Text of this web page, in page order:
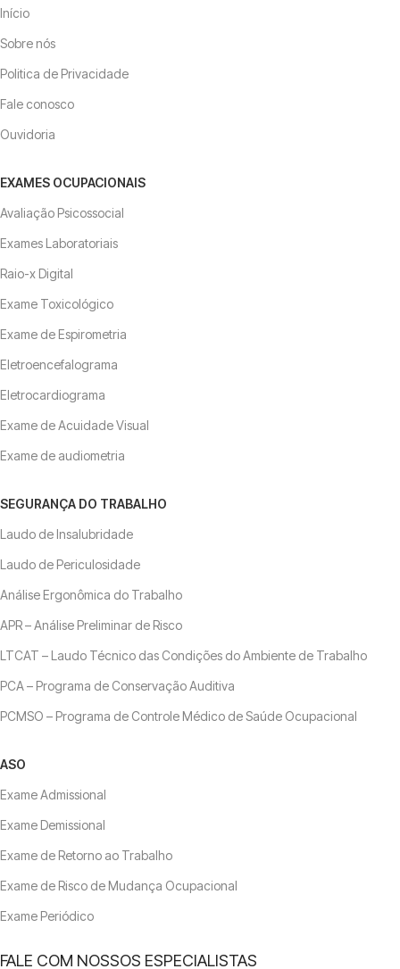
Início
Sobre nós
Politica de Privacidade
Fale conosco
Ouvidoria
EXAMES OCUPACIONAIS
Avaliação Psicossocial
Exames Laboratoriais
Raio-x Digital
Exame Toxicológico
Exame de Espirometria
Eletroencefalograma
Eletrocardiograma
Exame de Acuidade Visual
Exame de audiometria
SEGURANÇA DO TRABALHO
Laudo de Insalubridade
Laudo de Periculosidade
Análise Ergonômica do Trabalho
APR – Análise Preliminar de Risco
LTCAT – Laudo Técnico das Condições do Ambiente de Trabalho
PCA – Programa de Conservação Auditiva
PCMSO – Programa de Controle Médico de Saúde Ocupacional
ASO
Exame Admissional
Exame Demissional
Exame de Retorno ao Trabalho
Exame de Risco de Mudança Ocupacional
Exame Periódico
FALE COM NOSSOS ESPECIALISTAS